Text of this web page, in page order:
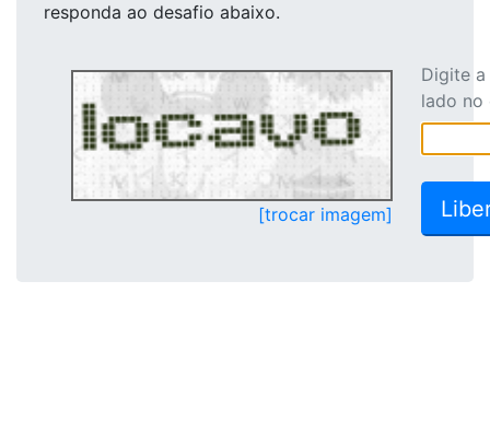
responda ao desafio abaixo.
[trocar imagem]
Digite
lado no